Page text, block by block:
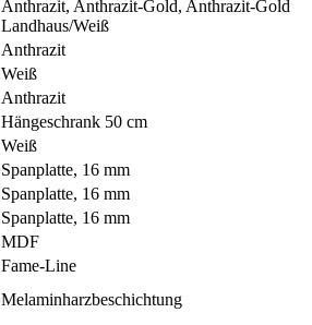
Anthrazit, Anthrazit-Gold, Anthrazit-Gold
Landhaus/Weiß
Anthrazit
Weiß
Anthrazit
Hängeschrank 50 cm
Weiß
Spanplatte, 16 mm
Spanplatte, 16 mm
Spanplatte, 16 mm
MDF
Fame-Line
Melaminharzbeschichtung